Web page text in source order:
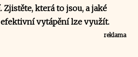
která to jsou, a jaké
vytápění lze využít.
reklama